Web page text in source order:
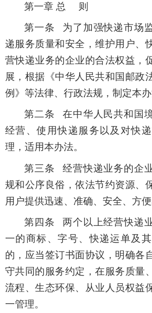
第一章 总 则
第一条 为了加强快递市场
递服务质量和安全，维护用户、
营快递业务的企业的合法权益，
展，根据《中华人民共和国邮政
例》等法律、行政法规，制定本办
第二条 在中华人民共和国
经营、使用快递服务以及对快
理，适用本办法。
第三条 经营快递业务的企
规和公序良俗，依法节约资源、
用户提供迅速、准确、安全、方便
第四条 两个以上经营快递
一的商标、字号、快递运单及
的，应当签订书面协议，明确各
守共同的服务约定，在服务质量
流程、生态环保、从业人员权益
一管理。